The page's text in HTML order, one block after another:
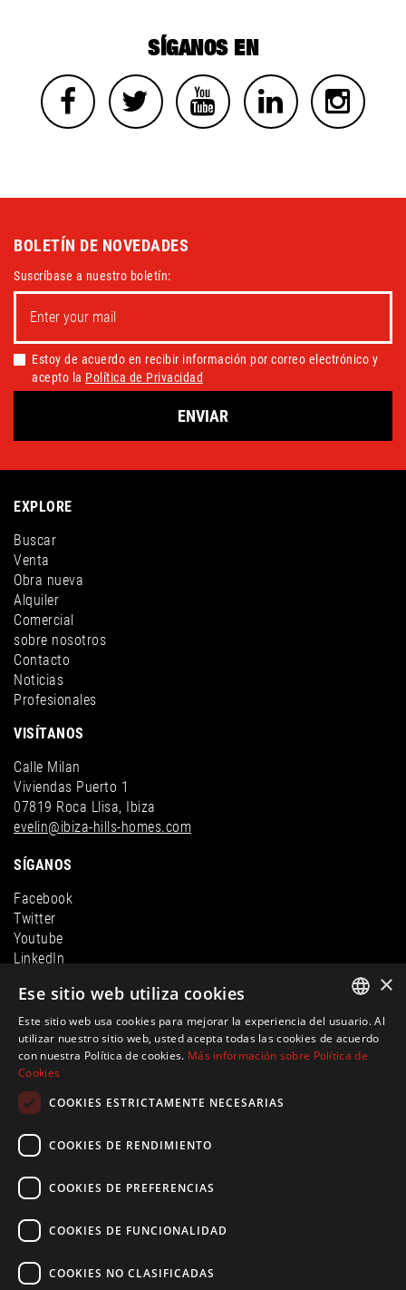
SÍGANOS EN
BOLETÍN DE NOVEDADES
Suscríbase a nuestro boletín:
Estoy de acuerdo en recibir información por correo electrónico y
acepto la Política de Privacidad
ENVIAR
EXPLORE
Buscar
Venta
Obra nueva
Alquiler
Comercial
sobre nosotros
Contacto
Noticias
Profesionales
VISÍTANOS
Calle Milan
Viviendas Puerto 1
07819 Roca Llisa, Ibiza
evelin@ibiza-hills-homes.com
SÍGANOS
Facebook
Twitter
Youtube
LinkedIn
© Ibiza Hills Homes S.L., Calle Milan, Viviendas Puerto 1, 07819
Roca Llisa, Ibizaevelin@ibiza-hills-homes.com
CIF: B44810083 |
ENGLISH
SPANISH
×
Ese sitio web utiliza cookies
Este sitio web usa cookies para mejorar la experiencia del usuario. Al
utilizar nuestro sitio web, usted acepta todas las cookies de acuerdo
con nuestra Política de cookies. Más información sobre Política de
Cookies
COOKIES ESTRICTAMENTE NECESARIAS
COOKIES DE RENDIMIENTO
COOKIES DE PREFERENCIAS
COOKIES DE FUNCIONALIDAD
COOKIES NO CLASIFICADAS